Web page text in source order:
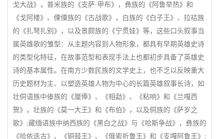
戈大战》，普米族的《支萨·甲布》，彝族的《阿鲁举热》和
《戈阿楼》、傈僳族的《古战歌》，白族的《白子王》、拉祜族
的《扎弩扎别》，以及景颇族的《宁贯娃》等，这些口头叙事当
属英雄歌的雏型：从主题内容到人物形象，都具有早期英雄史诗
的类型化特征，在故事范型和表现手法上也都初步具备了英雄史
诗的基本属性。在南方少数民族的文学史上，也不乏以反映重大
历史题材为主、以塑造英雄人物为中心的长篇英雄叙事长诗，如
壮侗语族中傣族的《厘俸》、《相勐》、《粘响》和《兰嘎西
贺》，壮族的《莫一大王》和《布伯》，以及侗族的《萨岁之
歌》;藏缅语族中纳西族的《黑白之战》与《哈斯争战》，彝族的
《哈依迭古》、《铜鼓王》、《俄索折鲁王》和《支嘎阿鲁王》;